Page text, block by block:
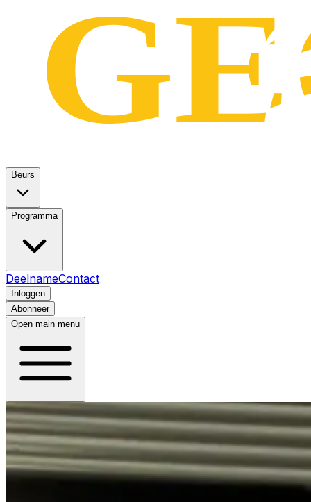
Beurs
Programma
DeelnameContact
Inloggen
Abonneer
Open main menu